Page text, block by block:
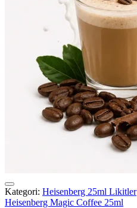
Kategori: Heisenberg 25ml Likitler
Heisenberg Magic Coffee 25ml